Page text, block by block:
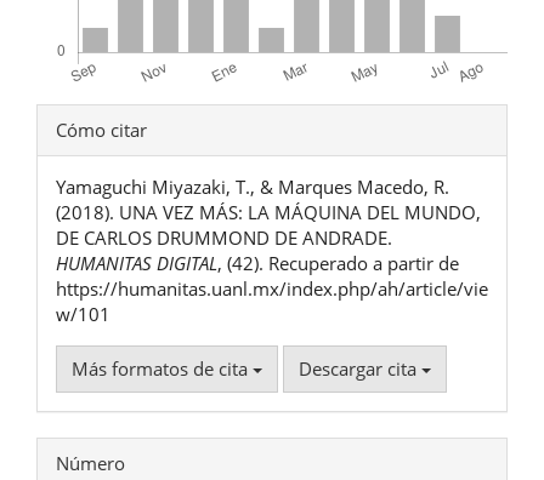
Detalles
del
artículo
Cómo citar
Yamaguchi Miyazaki, T., & Marques Macedo, R.
(2018). UNA VEZ MÁS: LA MÁQUINA DEL MUNDO,
DE CARLOS DRUMMOND DE ANDRADE.
HUMANITAS DIGITAL, (42). Recuperado a partir de
https://humanitas.uanl.mx/index.php/ah/article/vie
w/101
Más formatos de cita Descargar cita
Número